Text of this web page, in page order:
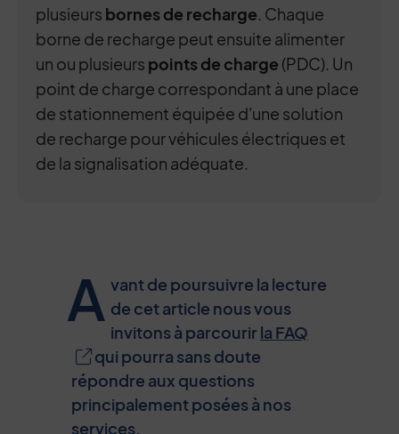
plusieurs bornes de recharge. Chaque
borne de recharge peut ensuite alimenter
un ou plusieurs points de charge (PDC). Un
point de charge correspondant à une place
de stationnement équipée d'une solution
de recharge pour véhicules électriques et
de la signalisation adéquate.
A vant de poursuivre la lecture
de cet article nous vous
invitons à parcourir la FAQ
qui pourra sans doute
répondre aux questions
principalement posées à nos
services.